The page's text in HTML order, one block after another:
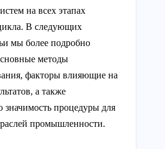
на всех этапах
В следующих
мы более подробно
методы
факторы влияющие на
а также
значимость процедуры для
промышленности.